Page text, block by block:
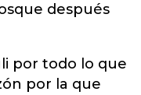
después
por todo lo que
por la que